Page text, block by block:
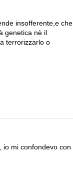
insofferente,e che
genetica nè il
terrorizzarlo o
io mi confondevo con